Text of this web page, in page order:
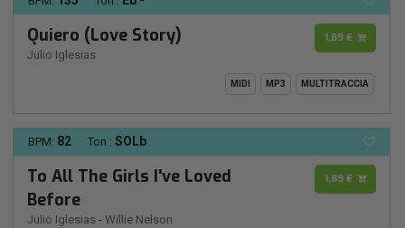
Quiero (Love Story)
Julio Iglesias
1,89 €
MIDI MP3 MULTITRACCIA
BPM: 82 Ton.: SOLb
To All The Girls I've Loved
Before
Julio Iglesias - Willie Nelson
1,89 €